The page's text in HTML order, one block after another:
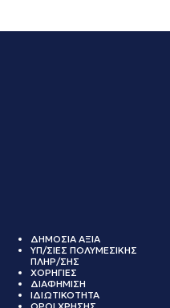
ΔΗΜΟΣΙΑ ΑΞΙΑ
ΥΠ/ΣΙΕΣ ΠΟΛΥΜΕΣΙΚΗΣ
ΠΛΗΡ/ΣΗΣ
ΧΟΡΗΓΙΕΣ
ΔΙΑΦΗΜΙΣΗ
ΙΔΙΩΤΙΚΟΤΗΤΑ